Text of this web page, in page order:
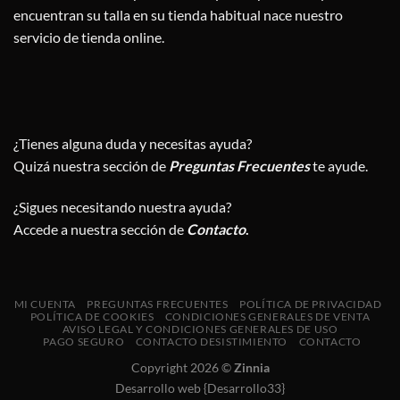
encuentran su talla en su tienda habitual nace nuestro
servicio de tienda online.
¿Tienes alguna duda y necesitas ayuda?
Quizá nuestra sección de Preguntas Frecuenteste ayude.
¿Sigues necesitando nuestra ayuda?
Accede a nuestra sección de Contacto.
MI CUENTA PREGUNTAS FRECUENTES
POLÍTICA DE PRIVACIDAD
POLÍTICA DE COOKIES
CONDICIONES GENERALES DE VENTA
AVISO LEGAL Y CONDICIONES GENERALES DE USO
PAGO SEGURO
CONTACTO DESISTIMIENTO CONTACTO
Copyright 2026 ©Zinnia
Desarrollo web {Desarrollo33}